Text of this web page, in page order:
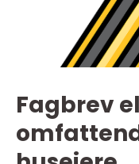
Fagbrev